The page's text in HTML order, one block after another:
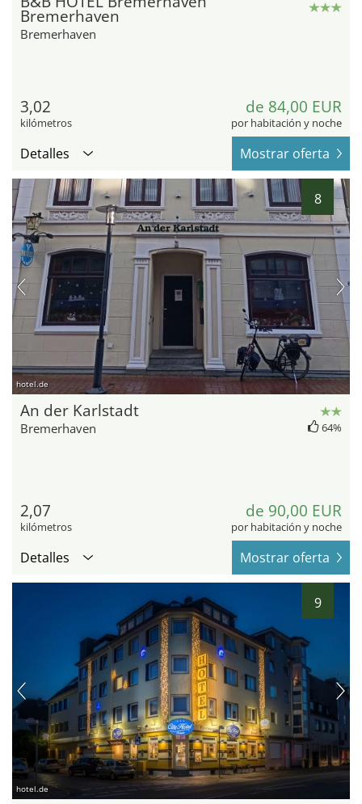
Bremerhaven
Bremerhaven
3,02
kilómetros
de 84,00 EUR
por habitación y noche
Detalles Mostrar oferta
8
hotel.de
An der Karlstadt
Bremerhaven 64%
2,07
kilómetros
de 90,00 EUR
por habitación y noche
Detalles Mostrar oferta
9
hotel.de